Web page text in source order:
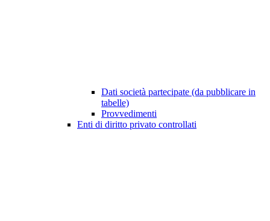
Dati società partecipate (da pubblicare in
tabelle)
Provvedimenti
Enti di diritto privato controllati